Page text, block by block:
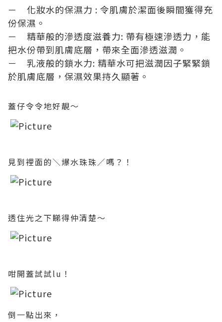
－ 化妝水的保濕力 : 令肌膚於潔面後瞬間獲得充
份保濕。
－ 精華般的滲透度滋養力: 帶有極速滲透力，能
把水份帶到肌膚底層，帶來全面滲透滋潤。
－ 乳液般的鎖水力: 精華水可把滋潤因子緊緊鎖
於肌膚底層，保濕效果持久顯著。
蓋仔令令地好靚～
見到裡面的＼爆水珠珠／嗎？！
透住光之下睇得仲清楚～
咁開蓋試試lu！
倒一點出來，